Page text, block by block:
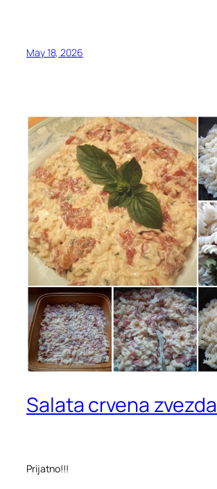
May 18, 2026
Salata crvena zvezda
Prijatno!!!